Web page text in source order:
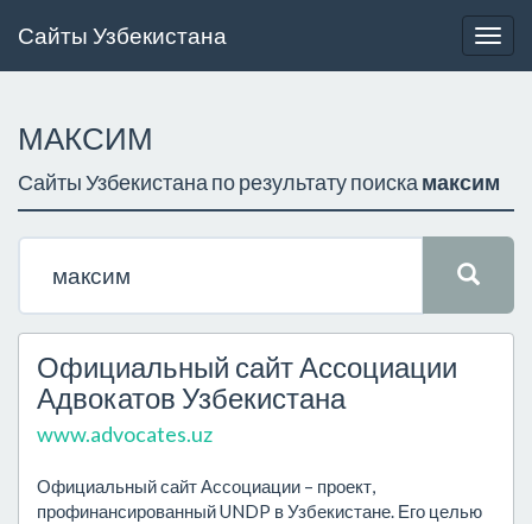
Сайты Узбекистана
МАКСИМ
Сайты Узбекистана по результату поиска максим
Официальный сайт Ассоциации
Адвокатов Узбекистана
www.advocates.uz
Официальный сайт Ассоциации – проект,
профинансированный UNDP в Узбекистане. Его целью